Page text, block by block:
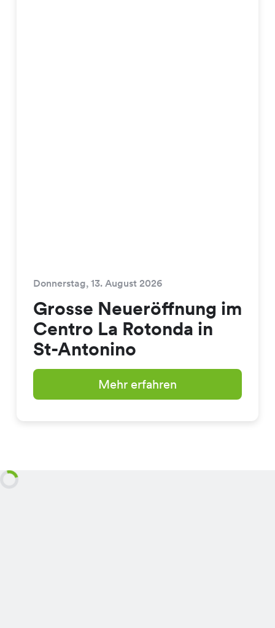
Donnerstag, 13. August 2026
Grosse Neueröffnung im
Centro La Rotonda in
St-Antonino
Mehr erfahren